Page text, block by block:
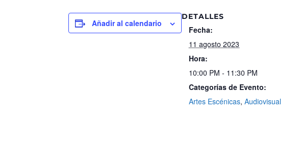
Añadir al calendario
DETALLES
Fecha:
11 agosto 2023
Hora:
10:00 PM - 11:30 PM
Categorías de Evento:
Artes Escénicas,Audiovisual